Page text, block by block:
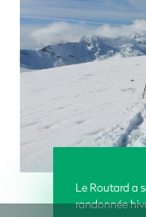
Le Routard a
randonnée